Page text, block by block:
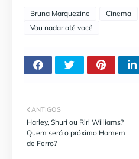
Bruna Marquezine Cinema
Vou nadar até você
ANTIGOS
Harley, Shuri ou Riri Williams?
Quem será o próximo Homem
de Ferro?